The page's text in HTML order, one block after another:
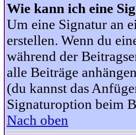
Wie kann ich eine
Um eine Signatur an
erstellen. Wenn du
während der
alle Beiträge
(du kannst das
Signaturoption beim
Nach oben